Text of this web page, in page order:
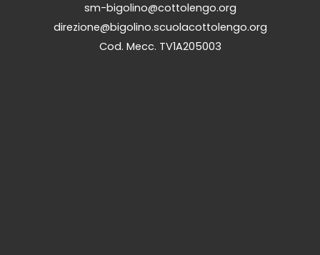
sm-bigolino@cottolengo.org
direzione@bigolino.scuolacottolengo.org
Cod. Mecc. TV1A205003